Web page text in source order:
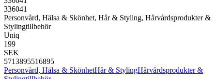
336041
Personvård, Hälsa & Skönhet, Hår & Styling, Hårvårdsprodukter &
Stylingtillbehör
Uniq
199
SEK
5713895516895
Personvård, Hälsa & SkönhetHår & StylingHårvårdsprodukter &